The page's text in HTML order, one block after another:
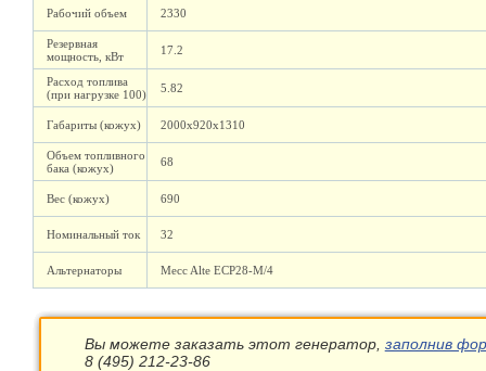
Рабочий объем 2330
Резервная
мощность, кВт
17.2
Расход топлива
(при нагрузке 100)
5.82
Габариты (кожух) 2000х920х1310
Объем топливного
бака (кожух)
68
Вес (кожух) 690
Номинальный ток 32
Альтернаторы Mecc Alte ECP28-M/4
Вы можете заказать этот генератор, заполнив
8 (495) 212-23-86